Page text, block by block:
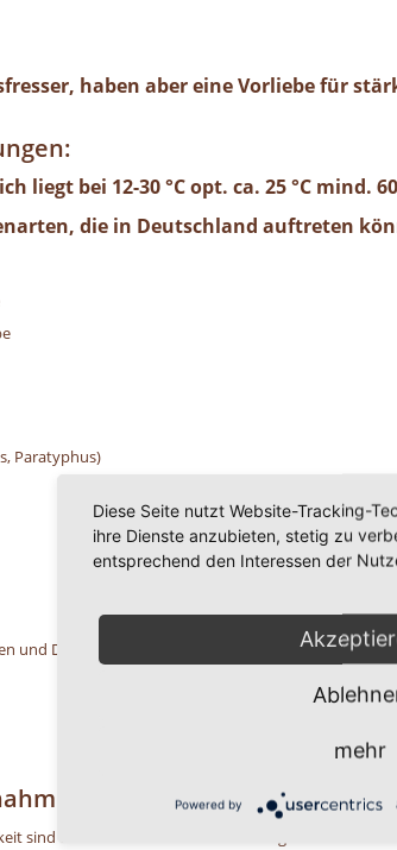
haben aber eine Vorliebe für
liegt bei 12-30 °C opt. ca. 25 °C mind.
die in Deutschland auftreten
Paratyphus)
und Dickdarmkatharr
zur Befallsverhinderung:
sind das oberste Gebot aller vorbeugenden
Diese Seite nutzt Website-Tracking-
ihre Dienste anzubieten, stetig zu
entsprechend den Interessen der
mehr
Powered by